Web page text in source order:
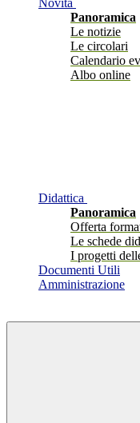
Novità
Panoramica
Le notizie
Le circolari
Calendario
Albo online
Didattica
Panoramica
Offerta
Le schede
I progetti
Documenti Utili
Amministrazione